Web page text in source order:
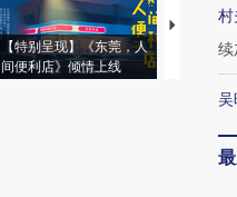
【特别呈现】《东莞，人
间便利店》倾情上线
【推广】
会，让数
村
续
吴